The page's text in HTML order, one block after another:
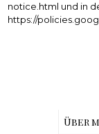
notice.html und in
https://
Über